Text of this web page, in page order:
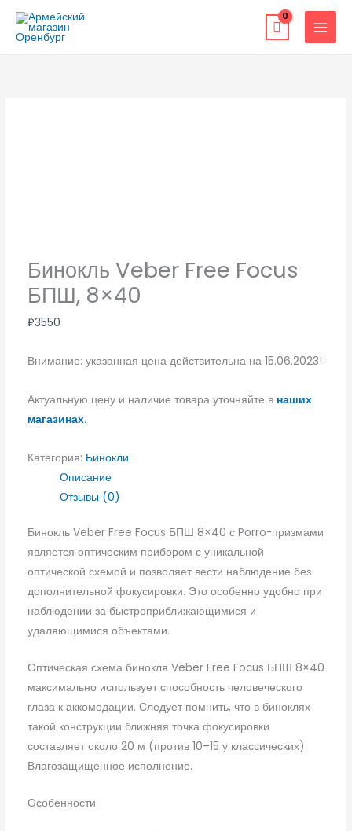
Перейти
содержимому
Бинокль Veber Free Focus
БПШ, 8×40
₽3550
Внимание: указанная цена действительна на 15.06.2023!
Актуальную цену и наличие товара уточняйте в наших
магазинах.
Категория: Бинокли
Описание
Отзывы (0)
Бинокль Veber Free Focus БПШ 8×40 с Porro-призмами
является оптическим прибором с уникальной
оптической схемой и позволяет вести наблюдение без
дополнительной фокусировки. Это особенно удобно при
наблюдении за быстроприближающимися и
удаляющимися объектами.
Оптическая схема бинокля Veber Free Focus БПШ 8×40
максимально использует способность человеческого
глаза к аккомодации. Следует помнить, что в биноклях
такой конструкции ближняя точка фокусировки
составляет около 20 м (против 10–15 у классических).
Влагозащищенное исполнение.
Особенности